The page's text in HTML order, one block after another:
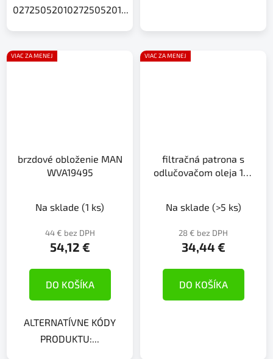
02725052010272505201...
VIAC ZA MENEJ
brzdové obloženie MAN
WVA19495
Na sklade (1 ks)
44 € bez DPH
54,12 €
DO KOŠÍKA
ALTERNATÍVNE KÓDY
PRODUKTU:...
VIAC ZA MENEJ
filtračná patrona s
odlučovačom oleja 18-
Na sklade (>5 ks)
28 € bez DPH
34,44 €
DO KOŠÍKA